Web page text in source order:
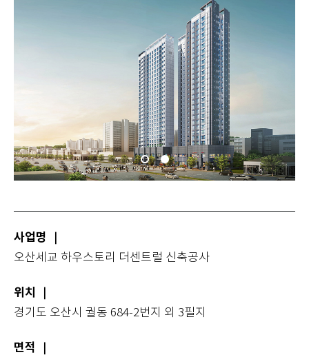
사업명
오산세교 하우스토리 더센트럴 신축공사
위치
경기도 오산시 궐동 684-2번지 외 3필지
면적